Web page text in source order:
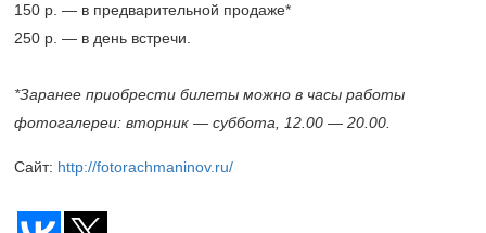
150 р. — в предварительной продаже*
250 р. — в день встречи.
*Заранее приобрести билеты можно в часы работы
фотогалереи: вторник — суббота, 12.00 — 20.00.
Сайт: http://fotorachmaninov.ru/